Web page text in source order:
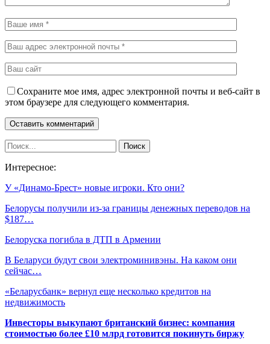
Сохраните мое имя, адрес электронной почты и веб-сайт в
этом браузере для следующего комментария.
Интересное:
У «Динамо-Брест» новые игроки. Кто они?
Белорусы получили из-за границы денежных переводов на
$187…
Белоруска погибла в ДТП в Армении
В Беларуси будут свои электроминивэны. На каком они
сейчас…
«Беларусбанк» вернул еще несколько кредитов на
недвижимость
Инвесторы выкупают британский бизнес: компания
стоимостью более £10 млрд готовится покинуть биржу